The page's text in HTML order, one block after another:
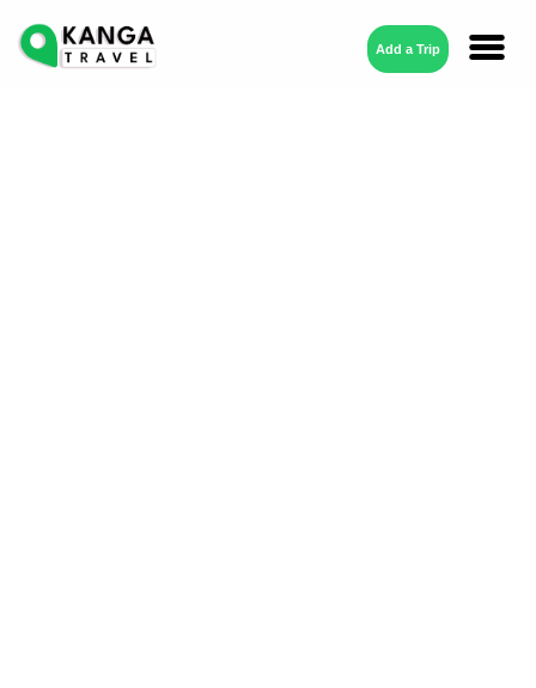
Add a Trip